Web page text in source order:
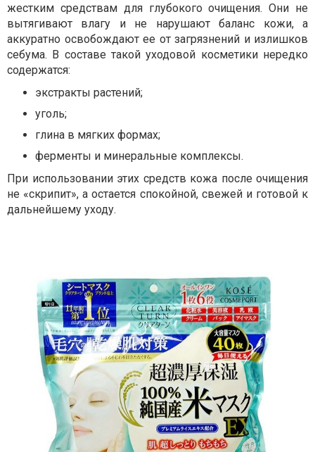
жестким средствам для глубокого очищения. Они не
вытягивают влагу и не нарушают баланс кожи, а
аккуратно освобождают ее от загрязнений и излишков
себума. В составе такой уходовой косметики нередко
содержатся:
экстракты растений;
уголь;
глина в мягких формах;
ферменты и минеральные комплексы.
При использовании этих средств кожа после очищения
не «скрипит», а остается спокойной, свежей и готовой к
дальнейшему уходу.